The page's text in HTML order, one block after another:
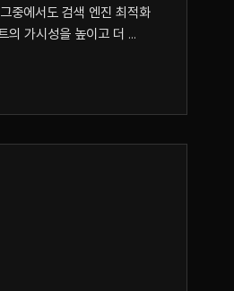
중에서도 검색 엔진 최적화
의 가시성을 높이고 더 ...